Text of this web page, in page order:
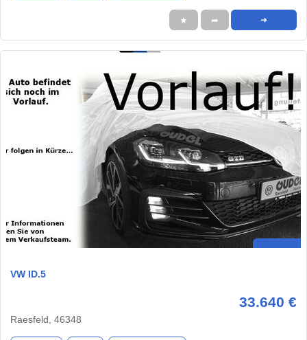
★ ➦ ➜
VW ID.5
33.640 €
Raesfeld, 46348